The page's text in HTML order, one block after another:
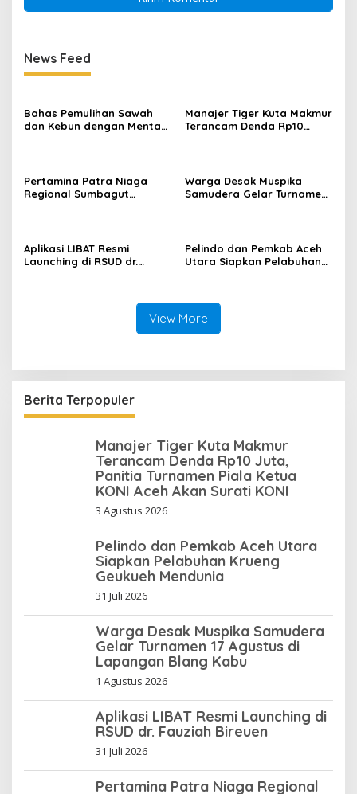
News Feed
Bahas Pemulihan Sawah
dan Kebun dengan Mentan,
Manajer Tiger Kuta Makmur
Terancam Denda Rp10
Pertamina Patra Niaga
Regional Sumbagut
Warga Desak Muspika
Samudera Gelar Turnamen
Aplikasi LIBAT Resmi
Launching di RSUD dr.
Pelindo dan Pemkab Aceh
Utara Siapkan Pelabuhan
View More
Berita Terpopuler
Manajer Tiger Kuta Makmur
Terancam Denda Rp10 Juta,
Panitia Turnamen Piala Ketua
KONI Aceh Akan Surati KONI
3 Agustus 2026
Pelindo dan Pemkab Aceh Utara
Siapkan Pelabuhan Krueng
Geukueh Mendunia
31 Juli 2026
Warga Desak Muspika Samudera
Gelar Turnamen 17 Agustus di
Lapangan Blang Kabu
1 Agustus 2026
Aplikasi LIBAT Resmi Launching di
RSUD dr. Fauziah Bireuen
31 Juli 2026
Pertamina Patra Niaga Regional